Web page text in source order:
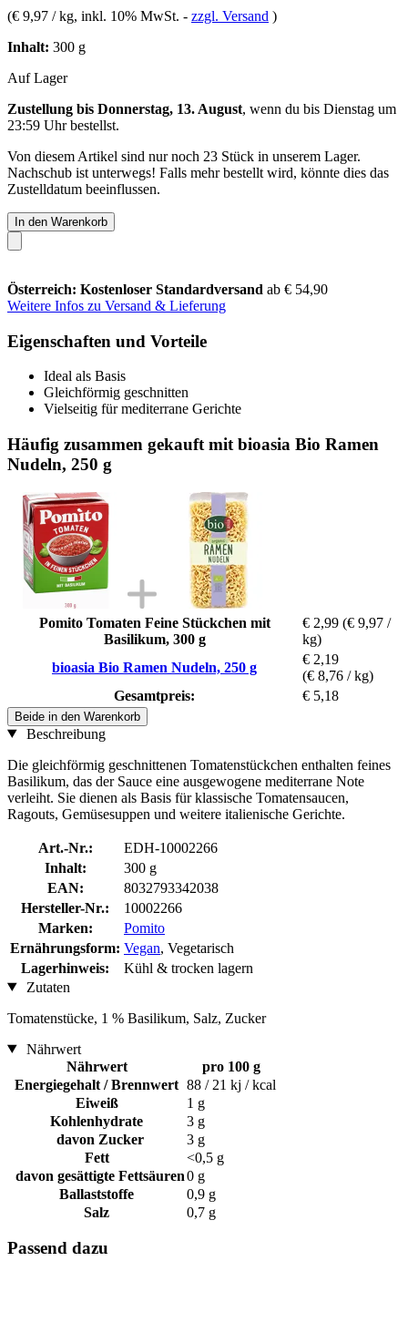
(€ 9,97 / kg, inkl. 10% MwSt. - zzgl. Versand )
Inhalt: 300 g
Auf Lager
Zustellung bis Donnerstag, 13. August, wenn du bis Dienstag um
23:59 Uhrbestellst.
Von diesem Artikel sind nur noch 23 Stück in unserem Lager.
Nachschub ist unterwegs! Falls mehr bestellt wird, könnte dies das
Zustelldatum beeinflussen.
In den Warenkorb
Österreich: Kostenloser Standardversand ab € 54,90
Weitere Infos zu Versand & Lieferung
Eigenschaften und Vorteile
Ideal als Basis
Gleichförmig geschnitten
Vielseitig für mediterrane Gerichte
Häufig zusammen gekauft mit bioasia Bio Ramen
Nudeln, 250 g
Pomito Tomaten Feine Stückchen mit
Basilikum, 300 g
€ 2,99 (€ 9,97 /
kg)
bioasia Bio Ramen Nudeln, 250 g
€ 2,19
(€ 8,76 / kg)
Gesamtpreis:
€ 5,18
Beide in den Warenkorb
Beschreibung
Die gleichförmig geschnittenen Tomatenstückchen enthalten feines
Basilikum, das der Sauce eine ausgewogene mediterrane Note
verleiht. Sie dienen als Basis für klassische Tomatensaucen,
Ragouts, Gemüsesuppen und weitere italienische Gerichte.
Art.-Nr.:
EDH-10002266
Inhalt:
300 g
EAN:
8032793342038
Hersteller-Nr.:
10002266
Marken:
Pomito
Ernährungsform: Vegan, Vegetarisch
Lagerhinweis:
Kühl & trocken lagern
Zutaten
Tomatenstücke, 1 % Basilikum, Salz, Zucker
Nährwert
Nährwert
pro 100 g
Energiegehalt / Brennwert 88 / 21 kj / kcal
Eiweiß
1 g
Kohlenhydrate
3 g
davon Zucker
3 g
Fett
<0,5 g
davon gesättigte Fettsäuren0 g
Ballaststoffe
0,9 g
Salz
0,7 g
Passend dazu